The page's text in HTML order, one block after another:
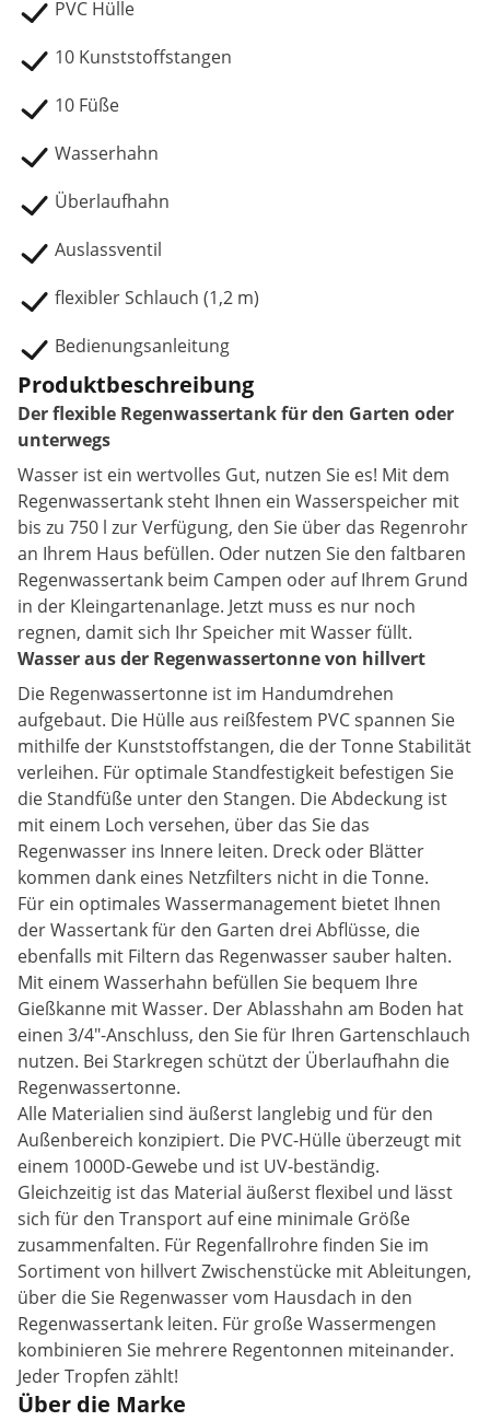
PVC Hülle
10 Kunststoffstangen
10 Füße
Wasserhahn
Überlaufhahn
Auslassventil
flexibler Schlauch (1,2 m)
Bedienungsanleitung
Produktbeschreibung
Der flexible Regenwassertank für den Garten oder
unterwegs
Wasser ist ein wertvolles Gut, nutzen Sie es! Mit dem
Regenwassertank steht Ihnen ein Wasserspeicher mit
bis zu 750 l zur Verfügung, den Sie über das Regenrohr
an Ihrem Haus befüllen. Oder nutzen Sie den faltbaren
Regenwassertank beim Campen oder auf Ihrem Grund
in der Kleingartenanlage. Jetzt muss es nur noch
regnen, damit sich Ihr Speicher mit Wasser füllt.
Wasser aus der Regenwassertonne von hillvert
Die Regenwassertonne ist im Handumdrehen
aufgebaut. Die Hülle aus reißfestem PVC spannen Sie
mithilfe der Kunststoffstangen, die der Tonne Stabilität
verleihen. Für optimale Standfestigkeit befestigen Sie
die Standfüße unter den Stangen. Die Abdeckung ist
mit einem Loch versehen, über das Sie das
Regenwasser ins Innere leiten. Dreck oder Blätter
kommen dank eines Netzfilters nicht in die Tonne.
Für ein optimales Wassermanagement bietet Ihnen
der Wassertank für den Garten drei Abflüsse, die
ebenfalls mit Filtern das Regenwasser sauber halten.
Mit einem Wasserhahn befüllen Sie bequem Ihre
Gießkanne mit Wasser. Der Ablasshahn am Boden hat
einen 3/4"-Anschluss, den Sie für Ihren Gartenschlauch
nutzen. Bei Starkregen schützt der Überlaufhahn die
Regenwassertonne.
Alle Materialien sind äußerst langlebig und für den
Außenbereich konzipiert. Die PVC-Hülle überzeugt mit
einem 1000D-Gewebe und ist UV-beständig.
Gleichzeitig ist das Material äußerst flexibel und lässt
sich für den Transport auf eine minimale Größe
zusammenfalten. Für Regenfallrohre finden Sie im
Sortiment von hillvert Zwischenstücke mit Ableitungen,
über die Sie Regenwasser vom Hausdach in den
Regenwassertank leiten. Für große Wassermengen
kombinieren Sie mehrere Regentonnen miteinander.
Jeder Tropfen zählt!
Über die Marke